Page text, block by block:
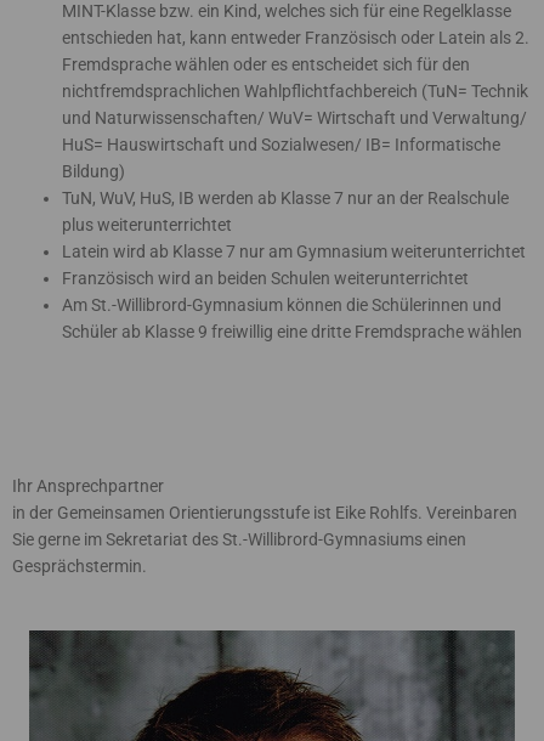
MINT-Klasse bzw. ein Kind, welches sich für eine Regelklasse
entschieden hat, kann entweder Französisch oder Latein als 2.
Fremdsprache wählen oder es entscheidet sich für den
nichtfremdsprachlichen Wahlpflichtfachbereich (TuN= Technik
und Naturwissenschaften/ WuV= Wirtschaft und Verwaltung/
HuS= Hauswirtschaft und Sozialwesen/ IB= Informatische
Bildung)
TuN, WuV, HuS, IB werden ab Klasse 7 nur an der Realschule
plus weiterunterrichtet
Latein wird ab Klasse 7 nur am Gymnasium weiterunterrichtet
Französisch wird an beiden Schulen weiterunterrichtet
Am St.-Willibrord-Gymnasium können die Schülerinnen und
Schüler ab Klasse 9 freiwillig eine dritte Fremdsprache wählen
Ihr Ansprechpartner
in der Gemeinsamen Orientierungsstufe ist Eike Rohlfs. Vereinbaren
Sie gerne im Sekretariat des St.-Willibrord-Gymnasiums einen
Gesprächstermin.